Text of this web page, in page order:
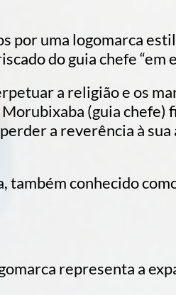
por uma logomarca
do guia chefe “em
a religião e os
(guia chefe)
a reverência à
também conhecido
representa a